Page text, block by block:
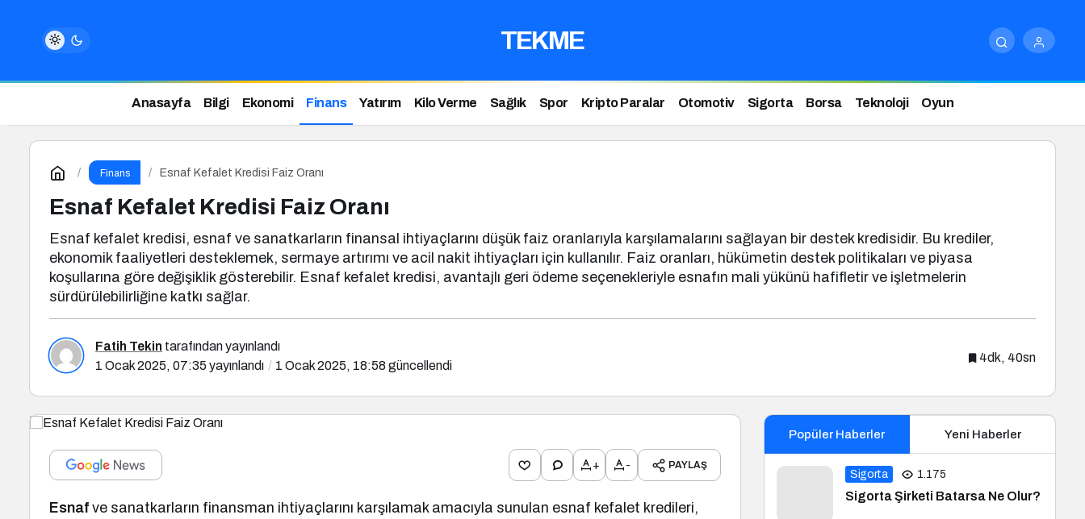
TEKME
Anasayfa Bilgi Ekonomi Finans Yatırım Kilo Verme Sağlık Spor Kripto Paralar Otomotiv Sigorta Borsa Teknoloji Oyun
Finans Esnaf Kefalet Kredisi Faiz Oranı
Esnaf Kefalet Kredisi Faiz Oranı
Esnaf kefalet kredisi, esnaf ve sanatkarların finansal ihtiyaçlarını düşük faiz oranlarıyla karşılamalarını sağlayan bir destek kredisidir. Bu krediler,
ekonomik faaliyetleri desteklemek, sermaye artırımı ve acil nakit ihtiyaçları için kullanılır. Faiz oranları, hükümetin destek politikaları ve piyasa
koşullarına göre değişiklik gösterebilir. Esnaf kefalet kredisi, avantajlı geri ödeme seçenekleriyle esnafın mali yükünü hafifletir ve işletmelerin
sürdürülebilirliğine katkı sağlar.
Fatih Tekin tarafından yayınlandı
1 Ocak 2025, 07:35 yayınlandı 1 Ocak 2025, 18:58 güncellendi
4dk, 40sn
+ - PAYLAŞ
Esnaf ve sanatkarların finansman ihtiyaçlarını karşılamak amacıyla sunulan esnaf kefalet kredileri,
Popüler Haberler Yeni Haberler
Sigorta 1.175
Sigorta Şirketi Batarsa Ne Olur?